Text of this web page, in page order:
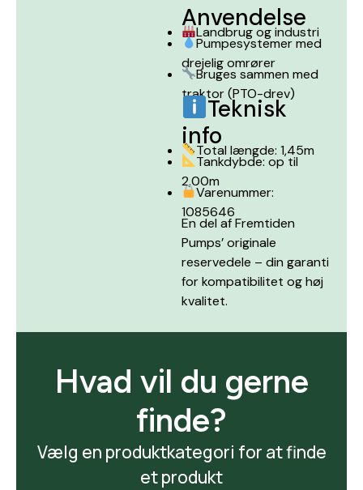
Anvendelse
Landbrug og industri
Pumpesystemer med
drejelig omrører
Bruges sammen med
traktor (PTO-drev)
Teknisk
info
Total længde: 1,45m
Tankdybde: op til
2,00m
Varenummer:
1085646
En del af Fremtiden
Pumps’ originale
reservedele – din garanti
for kompatibilitet og høj
kvalitet.
Hvad vil du gerne
finde?
Vælg en produktkategori for at finde
et produkt